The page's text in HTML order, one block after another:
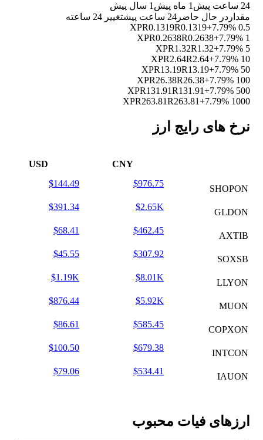
24 ساعت پیش 1 ماه پیش
1 سال پیش
مقدار در حال حاضر 24 ساعت پیش
تغییر 24 ساعته
0.5 XP
R0.1319R0.1319+7.79%
1 XP
R0.2638R0.2638+7.79%
5 XP
R1.32R1.32+7.79%
10 XP
R2.64R2.64+7.79%
50 XP
R13.19R13.19+7.79%
100 XP
R26.38R26.38+7.79%
500 XP
R131.91R131.91+7.79%
1000 XP
R263.81R263.81+7.79%
نرخ های رایج ارز
CNY
USD
SHOPON
$976.75
$144.49
GLDON
$2.65K
$391.34
AXTIB
$462.45
$68.41
SOXSB
$307.92
$45.55
LLYON
$8.01K
$1.19K
MUON
$5.92K
$876.44
COPXON
$585.45
$86.61
INTCON
$679.38
$100.50
IAUON
$534.41
$79.06
ارزهای فیات محبوب